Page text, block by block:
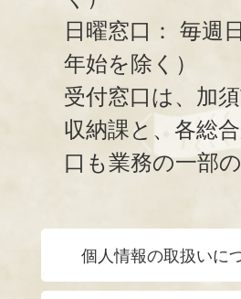
日曜窓口： 毎週
年始を除く）
受付窓口は、加
収納課と、 各総
口も業務の一部の
個人情報の取扱いに